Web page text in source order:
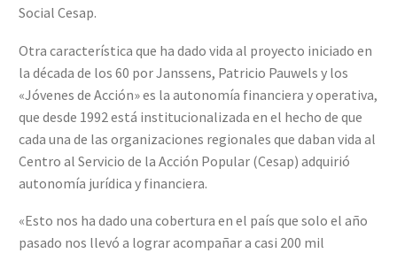
Social Cesap.
Otra característica que ha dado vida al proyecto iniciado en
la década de los 60 por Janssens, Patricio Pauwels y los
«Jóvenes de Acción» es la autonomía financiera y operativa,
que desde 1992 está institucionalizada en el hecho de que
cada una de las organizaciones regionales que daban vida al
Centro al Servicio de la Acción Popular (Cesap) adquirió
autonomía jurídica y financiera.
«Esto nos ha dado una cobertura en el país que solo el año
pasado nos llevó a lograr acompañar a casi 200 mil